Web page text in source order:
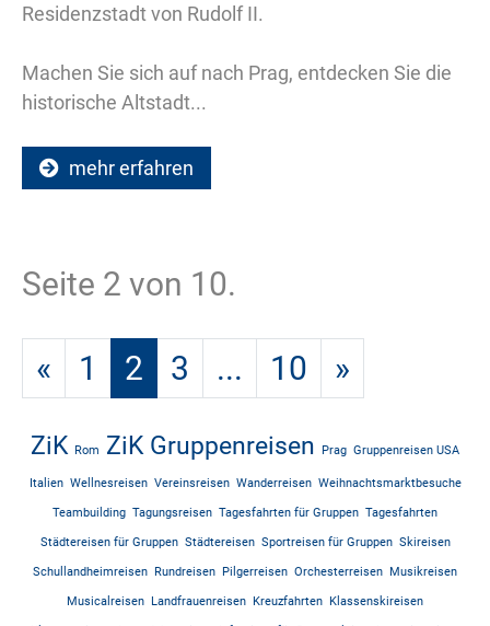
Residenzstadt von Rudolf II.
Machen Sie sich auf nach Prag, entdecken Sie die
historische Altstadt...
mehr erfahren
Seite 2 von 10.
« 1 2 3 ... 10 »
ZiK Rom ZiK Gruppenreisen Prag Gruppenreisen USA
Italien Wellnesreisen Vereinsreisen Wanderreisen Weihnachtsmarktbesuche
Teambuilding Tagungsreisen Tagesfahrten für Gruppen Tagesfahrten
Städtereisen für Gruppen Städtereisen Sportreisen für Gruppen Skireisen
Schullandheimreisen Rundreisen Pilgerreisen Orchesterreisen Musikreisen
Musicalreisen Landfrauenreisen Kreuzfahrten Klassenskireisen